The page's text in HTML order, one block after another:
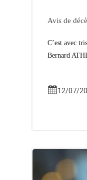
Avis de
C’est avec
Bernard
12/07/